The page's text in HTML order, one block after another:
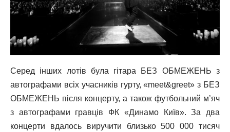
Серед інших лотів була гітара БЕЗ ОБМЕЖЕНЬ з
автографами всіх учасників гурту, «meet&greet» з БЕЗ
ОБМЕЖЕНЬ після концерту, а також футбольний м’яч
з автографами гравців ФК «Динамо Київ». За два
концерти вдалось виручити близько 500 000 тисяч